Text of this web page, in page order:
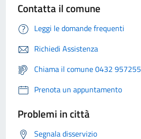
Contatta il comune
Leggi le domande frequenti
Richiedi Assistenza
Chiama il comune 0432 957255
Prenota un appuntamento
Problemi in città
Segnala disservizio